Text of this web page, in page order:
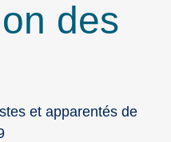
des
et apparentés de